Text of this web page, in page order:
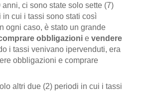
ci sono state solo sette (7)
in cui i tassi sono stati così
ogni caso, è stato un grande
obbligazionie vendere
i tassi venivano ipervenduti, era
obbligazioni e comprare
altri due (2) periodi in cui i tassi